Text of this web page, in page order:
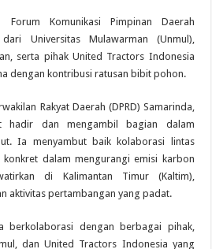
Komunikasi Pimpinan Daerah
Universitas Mulawarman (Unmul),
serta pihak United Tractors Indonesia
dengan kontribusi ratusan bibit pohon.
Rakyat Daerah (DPRD) Samarinda,
hadir dan mengambil bagian dalam
Ia menyambut baik kolaborasi lintas
dalam mengurangi emisi karbon
di Kalimantan Timur (Kaltim),
aktivitas pertambangan yang padat.
berkolaborasi dengan berbagai pihak,
dan United Tractors Indonesia yang